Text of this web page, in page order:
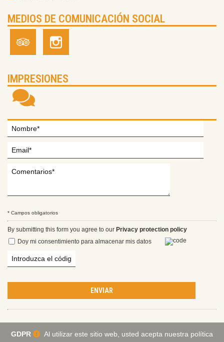
MEDIOS DE COMUNICACIÓN SOCIAL
IMPRESIONES
* Campos obligatorios
By submitting this form you agree to our Privacy protection policy
Doy mi consentimiento para almacenar mis datos
ENVIAR
GDPR Al utilizar este sitio web, usted acepta nuestra política